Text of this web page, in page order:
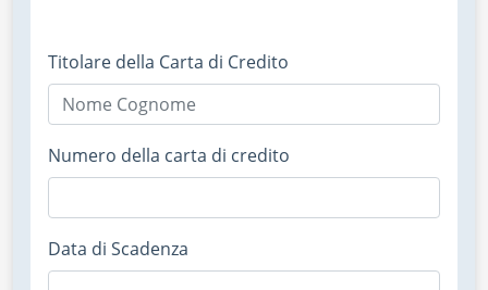
Titolare della Carta di Credito
Numero della carta di credito
Data di Scadenza